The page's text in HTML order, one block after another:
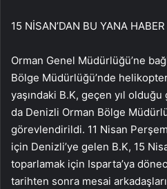
15 NİSAN’DAN BU YANA
Orman Genel Müdürlüğü’ne
Bölge Müdürlüğü’nde
yaşındaki B.K, geçen yıl
da Denizli Orman Bölge
görevlendirildi. 11 Nisan
için Denizli’ye gelen B.K, 15
toparlamak için Isparta’ya
tarihten sonra mesai